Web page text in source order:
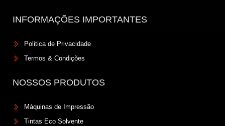
INFORMAÇÕES IMPORTANTES
Politica de Privacidade
Termos & Condições
NOSSOS PRODUTOS
Máquinas de Impressão
Tintas Eco Solvente